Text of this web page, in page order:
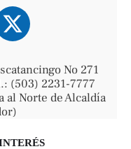
No 271
(503) 2231-7777
al Norte de Alcaldía